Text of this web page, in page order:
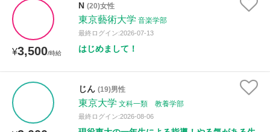
¥3,500/時給
N (20)女性
東京藝術大学 音楽学部
最終ログイン:2026-07-13
はじめまして！
じん (19)男性
東京大学 文科一類 教養学部
最終ログイン:2026-08-06